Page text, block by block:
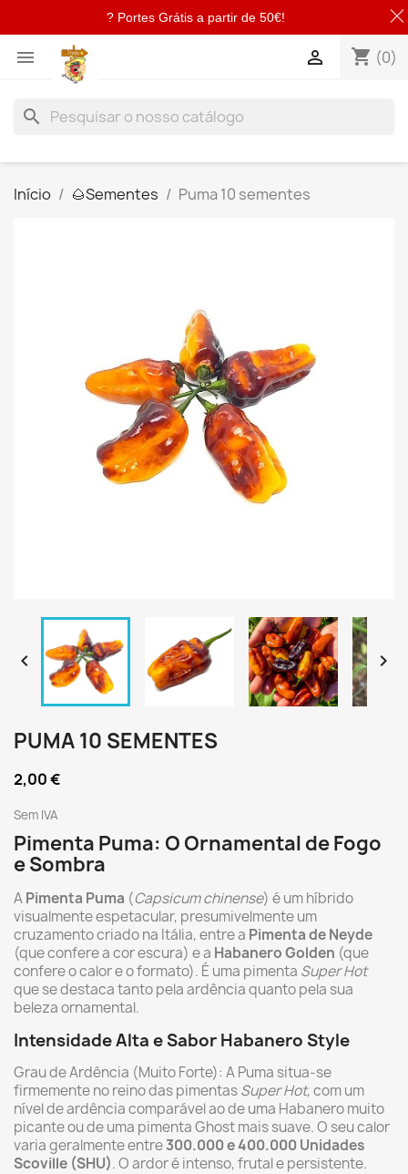
 shopping_cart (0)

search
Início 🌰​Sementes Puma 10 sementes
 
PUMA 10 SEMENTES
2,00 €
Sem IVA
Pimenta Puma: O Ornamental de Fogo
e Sombra
APimenta Puma (Capsicum chinense) é um híbrido
visualmente espetacular, presumivelmente um
cruzamento criado na Itália, entre a Pimenta de Neyde
(que confere a cor escura) e a Habanero Golden (que
confere o calor e o formato). É uma pimenta Super Hot
que se destaca tanto pela ardência quanto pela sua
beleza ornamental.
Intensidade Alta e Sabor Habanero Style
Grau de Ardência (Muito Forte): A Puma situa-se
firmemente no reino das pimentasSuper Hot, com um
nível de ardência comparável ao de uma Habanero muito
picante ou de uma pimenta Ghost mais suave. O seu calor
varia geralmente entre300.000 e 400.000 Unidades
Scoville (SHU). O ardor é intenso, frutal e persistente.
? Portes Grátis a partir de 50€!